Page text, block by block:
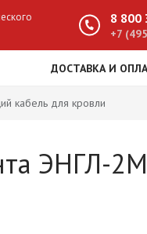
8 800
+7
ДОСТАВКА И
кабель для кровли
ЭНГЛ-